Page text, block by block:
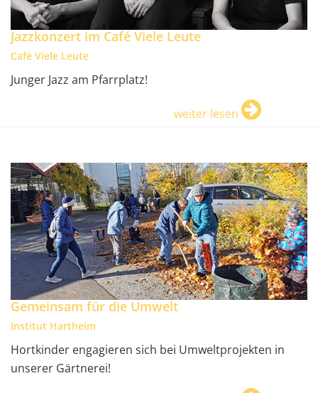
Jazzkonzert im Café Viele Leute
Café Viele Leute
Junger Jazz am Pfarrplatz!
weiter lesen
Gemeinsam für die Umwelt
Institut Hartheim
Hortkinder engagieren sich bei Umweltprojekten in
unserer Gärtnerei!